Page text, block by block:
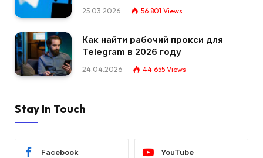
25.03.2026 56 801 Views
Как найти рабочий прокси для
Telegram в 2026 году
24.04.2026 44 655 Views
Stay In Touch
Facebook YouTube